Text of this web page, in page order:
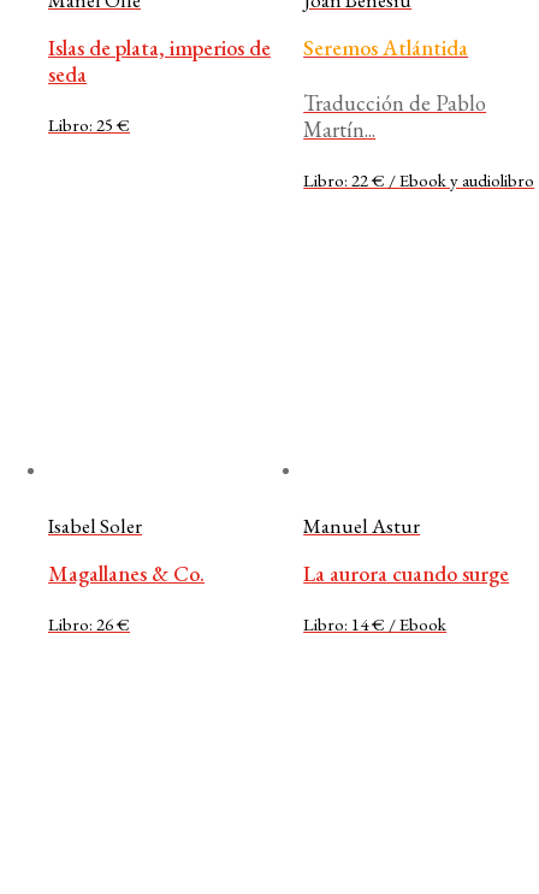
Islas de plata, imperios de
seda
Libro: 25 €
Seremos Atlántida
Traducción de Pablo
Martín...
Libro: 22 € / Ebook y audiolibro
Isabel Soler
Magallanes & Co.
Libro: 26 €
Manuel Astur
La aurora cuando surge
Libro: 14 € / Ebook